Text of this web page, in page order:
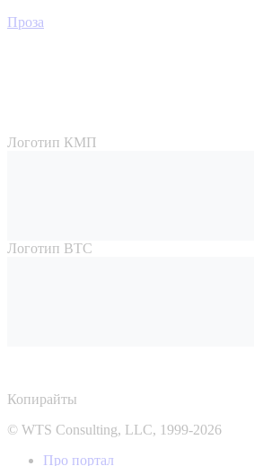
Проза
Логотип КМП
Логотип ВТС
Копирайты
© WTS Consulting, LLC, 1999-2026
Про портал